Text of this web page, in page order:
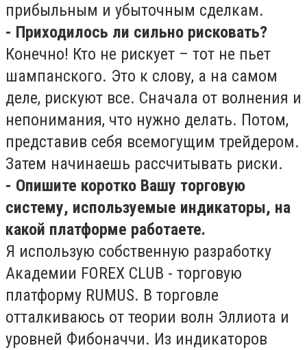
прибыльным и убыточным сделкам.
- Приходилось ли сильно рисковать?
Конечно! Кто не рискует – тот не пьет
шампанского. Это к слову, а на самом
деле, рискуют все. Сначала от волнения и
непонимания, что нужно делать. Потом,
представив себя всемогущим трейдером.
Затем начинаешь рассчитывать риски.
- Опишите коротко Вашу торговую
систему, используемые индикаторы, на
какой платформе работаете.
Я использую собственную разработку
Академии FOREX CLUB - торговую
платформу RUMUS. В торговле
отталкиваюсь от теории волн Эллиота и
уровней Фибоначчи. Из индикаторов